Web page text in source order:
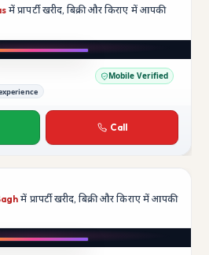
में प्रापर्टी खरीद, बिक्री और किराए में आपकी
Mobile Verified
Call
में प्रापर्टी खरीद, बिक्री और किराए में आपकी